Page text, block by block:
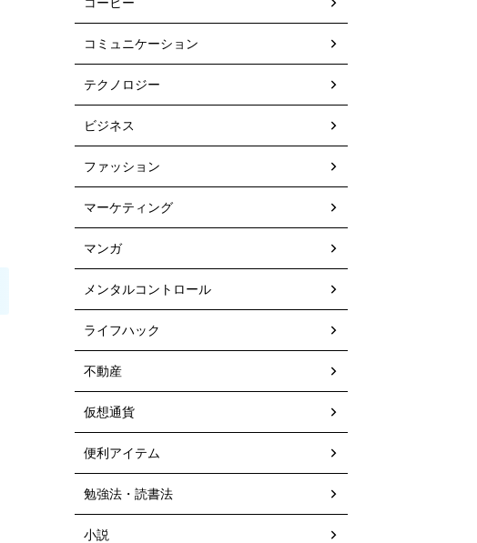
コミュニケーション
テクノロジー
ビジネス
ファッション
マーケティング
マンガ
メンタルコントロール
ライフハック
不動産
仮想通貨
便利アイテム
勉強法・読書法
小説